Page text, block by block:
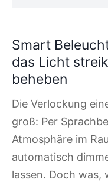
Smart
das Licht
beheben
Die Verlockung
groß: Per
Atmosphäre im
automatisch
lassen. Doch was,